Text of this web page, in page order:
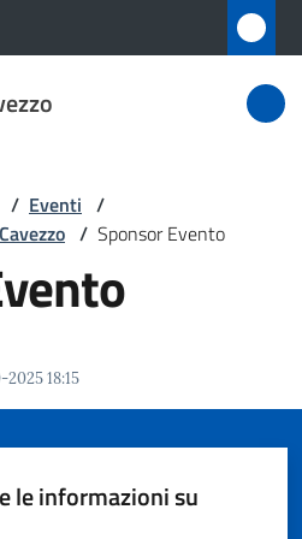
/ Eventi /
/ Sponsor Evento
18:15
le informazioni su